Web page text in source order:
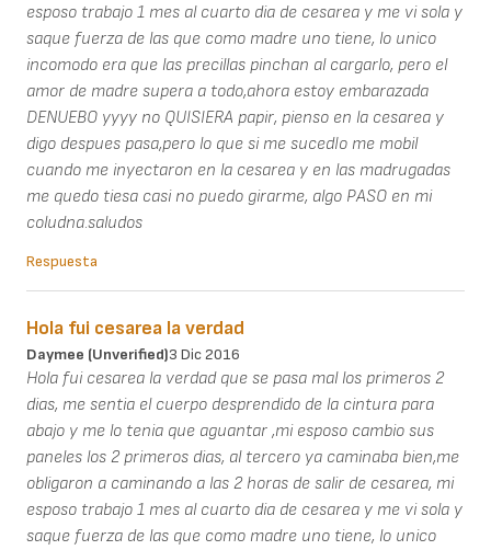
esposo trabajo 1 mes al cuarto dia de cesarea y me vi sola y
saque fuerza de las que como madre uno tiene, lo unico
incomodo era que las precillas pinchan al cargarlo, pero el
amor de madre supera a todo,ahora estoy embarazada
DENUEBO yyyy no QUISIERA papir, pienso en la cesarea y
digo despues pasa,pero lo que si me sucedIo me mobil
cuando me inyectaron en la cesarea y en las madrugadas
me quedo tiesa casi no puedo girarme, algo PASO en mi
coludna.saludos
Respuesta
Hola fui cesarea la verdad
Daymee (unverified)3 Dic 2016
Hola fui cesarea la verdad que se pasa mal los primeros 2
dias, me sentia el cuerpo desprendido de la cintura para
abajo y me lo tenia que aguantar ,mi esposo cambio sus
paneles los 2 primeros dias, al tercero ya caminaba bien,me
obligaron a caminando a las 2 horas de salir de cesarea, mi
esposo trabajo 1 mes al cuarto dia de cesarea y me vi sola y
saque fuerza de las que como madre uno tiene, lo unico